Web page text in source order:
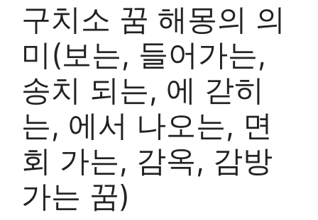
구치소 꿈 해몽의 의
미(보는, 들어가는,
송치 되는, 에 갇히
는, 에서 나오는, 면
회 가는, 감옥, 감방
가는 꿈)